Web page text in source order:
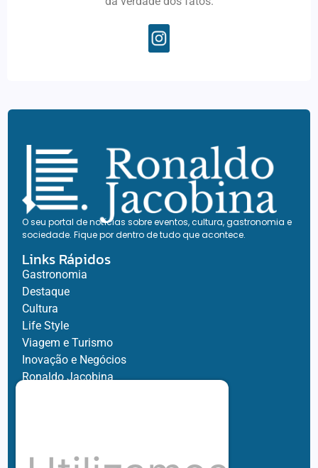
O seu portal de notícias sobre eventos, cultura, gastronomia e
sociedade. Fique por dentro de tudo que acontece.
Links Rápidos
Gastronomia
Destaque
Cultura
Life Style
Viagem e Turismo
Inovação e Negócios
Ronaldo Jacobina
Hubnexxo